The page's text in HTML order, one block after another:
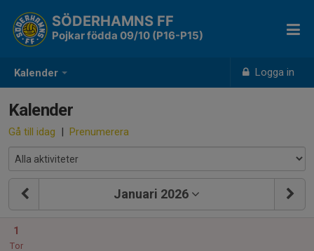
Kalender Logga in
SÖDERHAMNS FF
Pojkar födda 09/10 (P16-P15)
Kalender
Gå till idag | Prenumerera
Januari 2026
1
Tor